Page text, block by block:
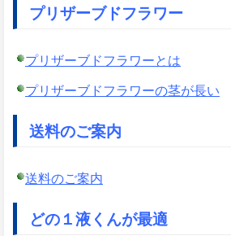
プリザーブドフラワー
プリザーブドフラワーとは
プリザーブドフラワーの茎が長い
送料のご案内
送料のご案内
どの１液くんが最適